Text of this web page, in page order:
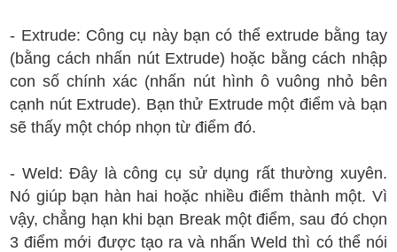
- Extrude: Công cụ này bạn có thể extrude bằng tay
(bằng cách nhấn nút Extrude) hoặc bằng cách nhập
con số chính xác (nhấn nút hình ô vuông nhỏ bên
cạnh nút Extrude). Bạn thử Extrude một điểm và bạn
sẽ thấy một chóp nhọn từ điểm đó.
- Weld: Đây là công cụ sử dụng rất thường xuyên.
Nó giúp bạn hàn hai hoặc nhiều điểm thành một. Vì
vậy, chẳng hạn khi bạn Break một điểm, sau đó chọn
3 điểm mới được tạo ra và nhấn Weld thì có thể nói